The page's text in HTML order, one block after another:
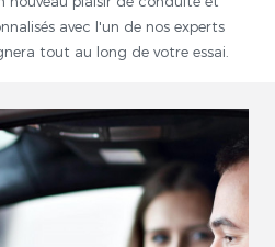
avec l'un de nos experts
tout au long de votre essai.